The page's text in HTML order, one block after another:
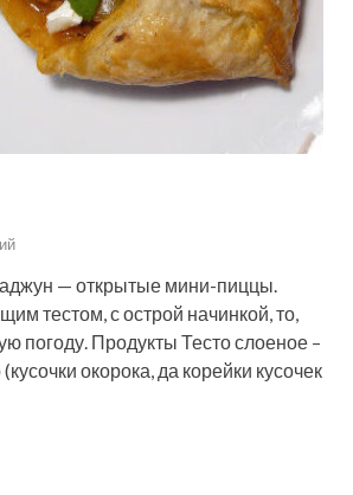
— открытые мини-пиццы.
тестом, с острой начинкой, то,
погоду. Продукты Тесто слоеное –
окорока, да корейки кусочек